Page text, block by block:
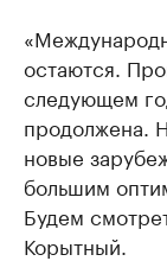
остаются.
следующем
продолжена.
новые
большим
Будем
Корытный.